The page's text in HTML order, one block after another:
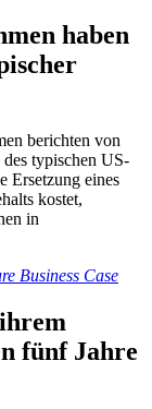
haben
berichten von
typischen US-
Ersetzung eines
kostet,
in
Business Case
fünf Jahre